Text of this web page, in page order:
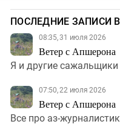
ПОСЛЕДНИЕ ЗАПИСИ
08:35, 31 июля 2026
Ветер с Апшерона
Я и другие сажальщики
07:50, 22 июля 2026
Ветер с Апшерона
Все про аз-